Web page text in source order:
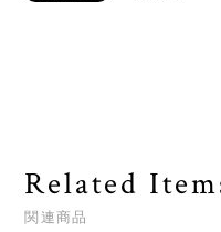
Related
関連商品